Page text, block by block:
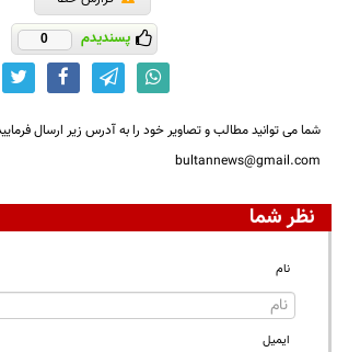
پسندیدم 0
شما می توانید مطالب و تصاویر خود را به آدرس زیر ارسال
bultannews@gmail.com
نظر شما
نام
ایمیل